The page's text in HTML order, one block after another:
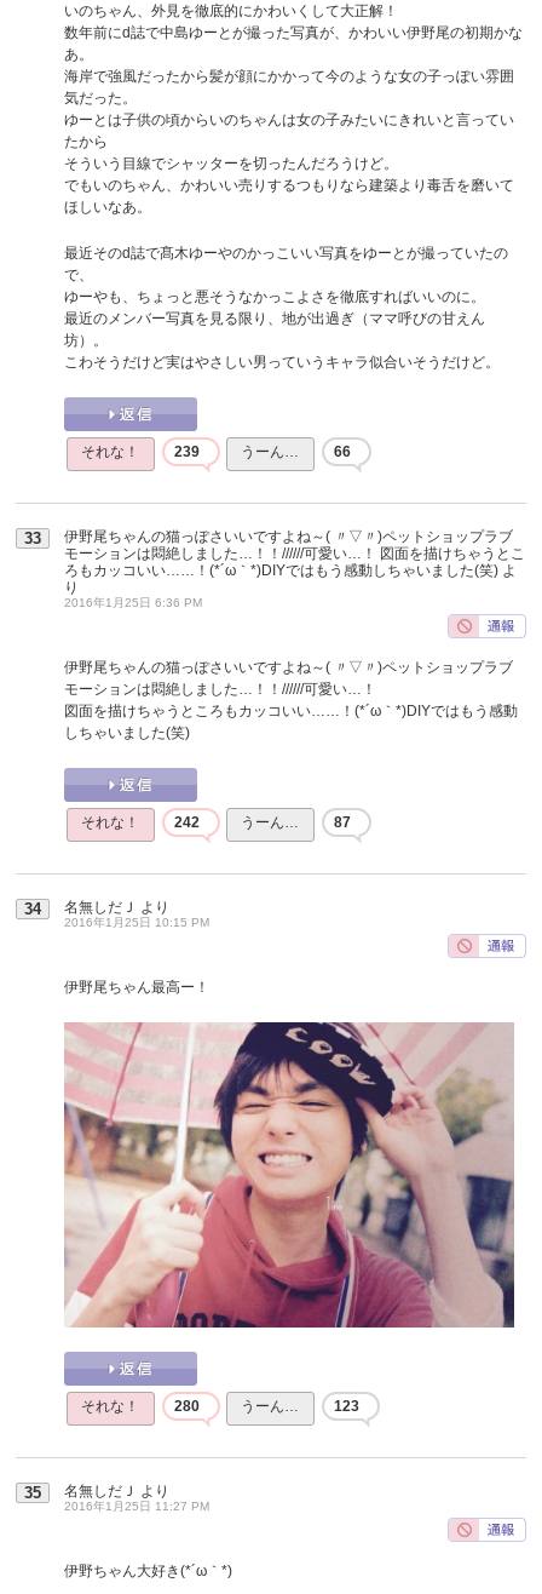
いのちゃん、外見を徹底的にかわいくして大正解！
数年前にd誌で中島ゆーとが撮った写真が、かわいい伊野尾の初期かな
あ。
海岸で強風だったから髪が顔にかかって今のような女の子っぽい雰囲
気だった。
ゆーとは子供の頃からいのちゃんは女の子みたいにきれいと言ってい
たから
そういう目線でシャッターを切ったんだろうけど。
でもいのちゃん、かわいい売りするつもりなら建築より毒舌を磨いて
ほしいなあ。
最近そのd誌で髙木ゆーやのかっこいい写真をゆーとが撮っていたの
で、
ゆーやも、ちょっと悪そうなかっこよさを徹底すればいいのに。
最近のメンバー写真を見る限り、地が出過ぎ（ママ呼びの甘えん
坊）。
こわそうだけど実はやさしい男っていうキャラ似合いそうだけど。
それな！ 239 うーん… 66
33
伊野尾ちゃんの猫っぽさいいですよね～( 〃▽〃)ペットショップラブ
モーションは悶絶しました…！！//////可愛い…！ 図面を描けちゃうとこ
ろもカッコいい……！(*´ω｀*)DIYではもう感動しちゃいました(笑) よ
り
2016年1月25日 6:36 PM
伊野尾ちゃんの猫っぽさいいですよね～( 〃▽〃)ペットショップラブ
モーションは悶絶しました…！！//////可愛い…！
図面を描けちゃうところもカッコいい……！(*´ω｀*)DIYではもう感動
しちゃいました(笑)
それな！ 242 うーん… 87
34 名無しだＪ より
2016年1月25日 10:15 PM
伊野尾ちゃん最高ー！
それな！ 280 うーん… 123
35 名無しだＪ より
2016年1月25日 11:27 PM
伊野ちゃん大好き(*´ω｀*)